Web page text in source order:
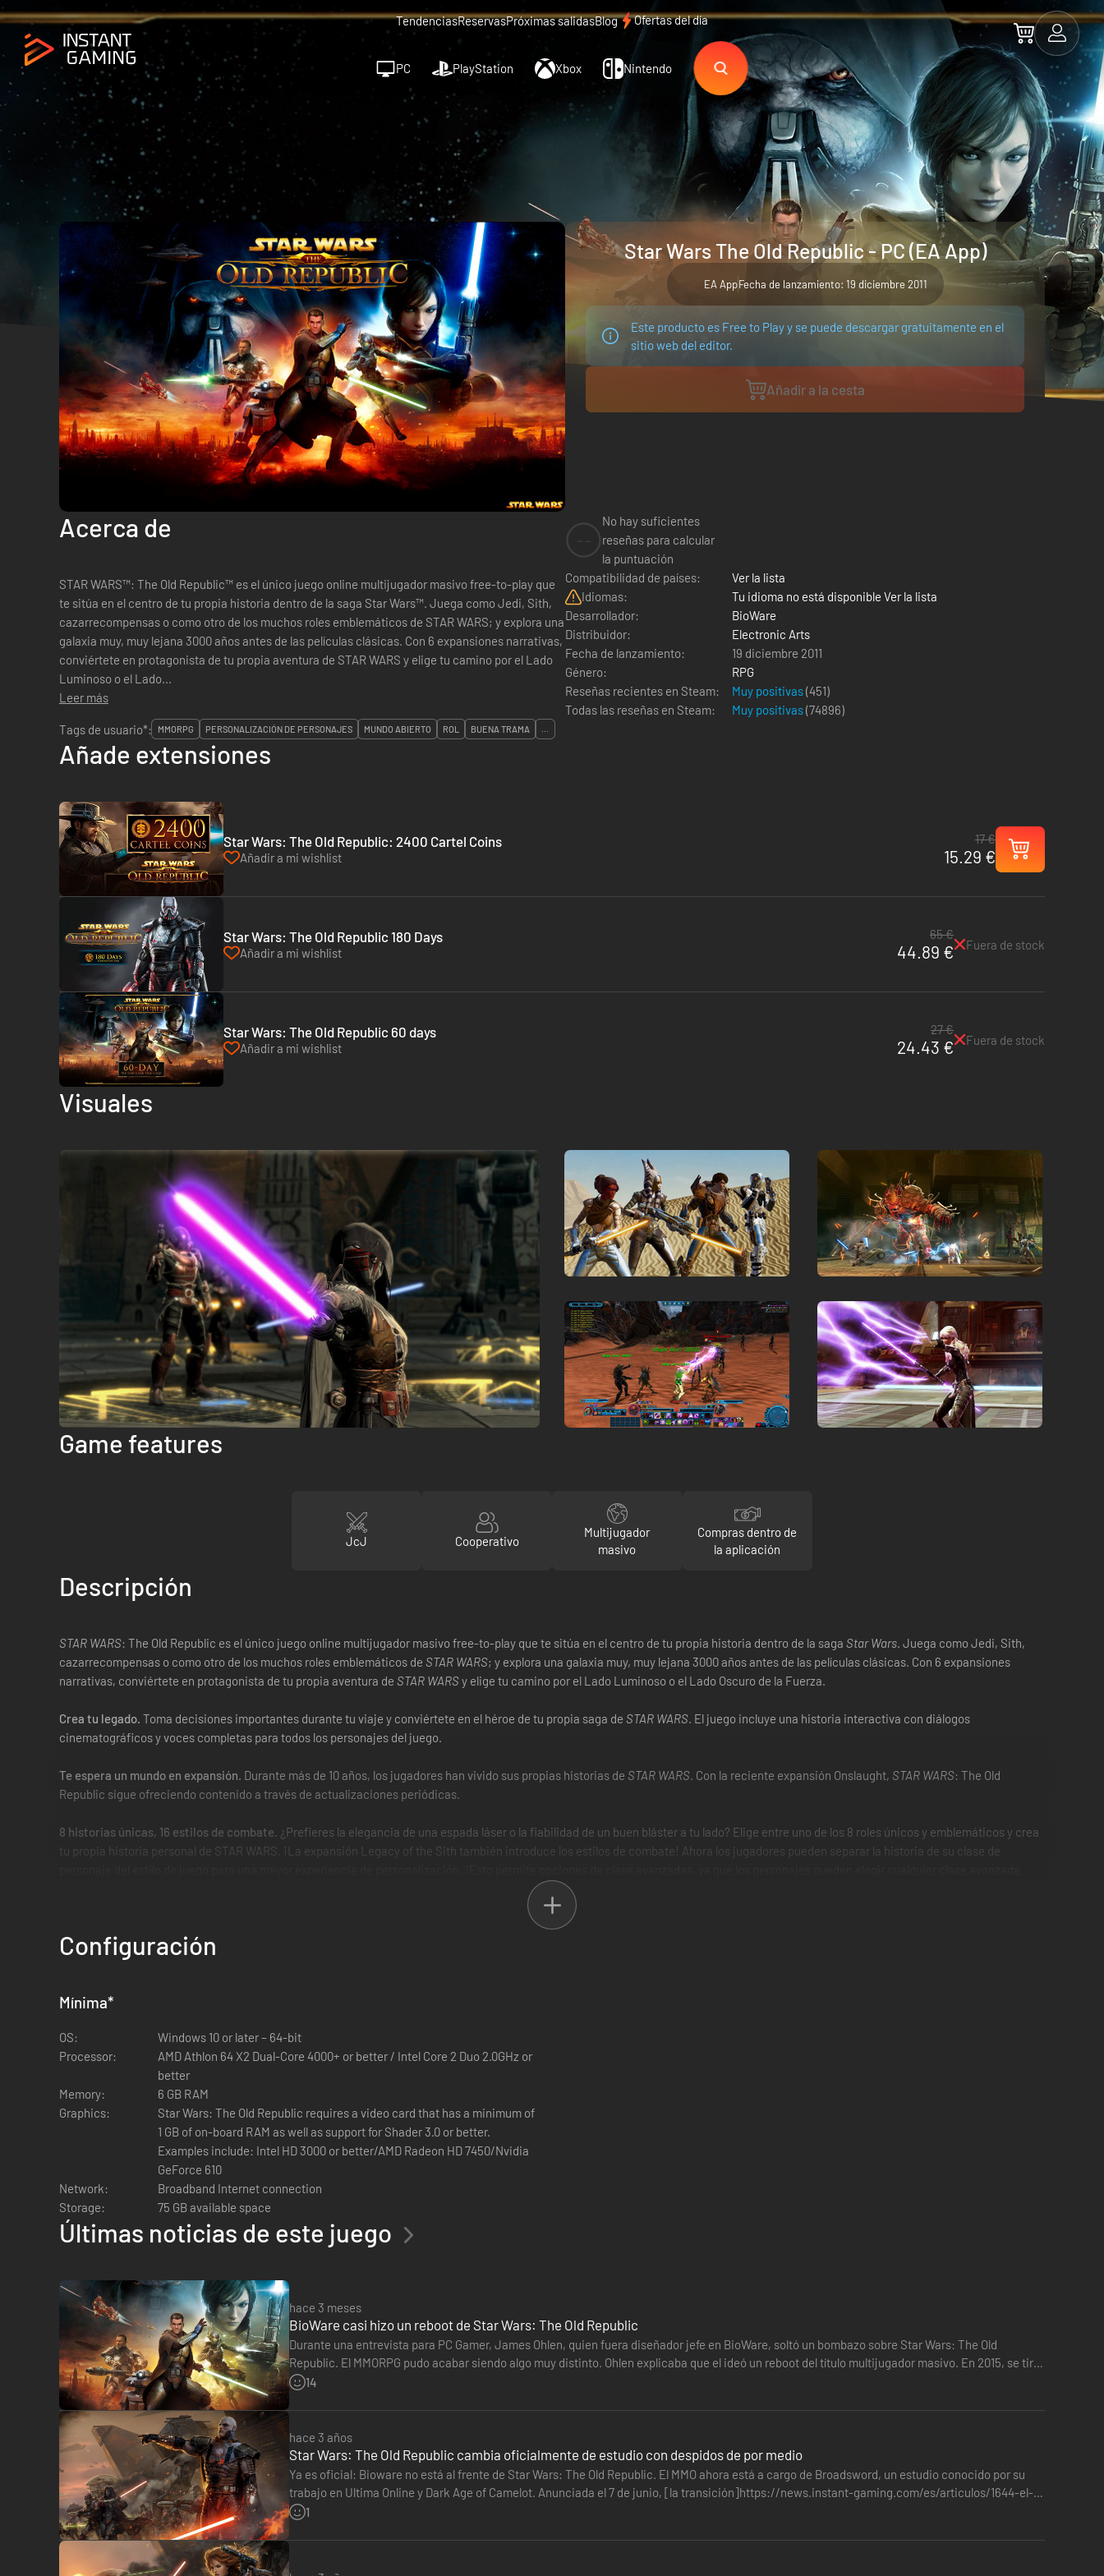
TendenciasReservasPróximas salidasBlog Ofertas del día
PC PlayStation Xbox Nintendo
Star Wars The Old Republic - PC (EA App)
EA AppFecha de lanzamiento: 19 diciembre 2011
Este producto es Free to Play y se puede descargar gratuitamente en el
sitio web del editor.
Añadir a la cesta
Acerca de
STAR WARS™: The Old Republic™ es el único juego online multijugador masivo free-to-play que
te sitúa en el centro de tu propia historia dentro de la saga Star Wars™. Juega como Jedi, Sith,
cazarrecompensas o como otro de los muchos roles emblemáticos de STAR WARS; y explora una
galaxia muy, muy lejana 3000 años antes de las películas clásicas. Con 6 expansiones narrativas,
conviértete en protagonista de tu propia aventura de STAR WARS y elige tu camino por el Lado
Luminoso o el Lado...
Leer más
No hay suficientes
reseñas para calcular
la puntuación
Compatibilidad de países:
Ver la lista
Idiomas:
Tu idioma no está disponible Ver la lista
Desarrollador:
BioWare
Distribuidor:
Electronic Arts
Fecha de lanzamiento:
19 diciembre 2011
Género:
RPG
Reseñas recientes en Steam:
Muy positivas(451)
Todas las reseñas en Steam:
Muy positivas(74896)
Tags de usuario*:
MMORPG PERSONALIZACIÓN DE PERSONAJES MUNDO ABIERTO ROL BUENA TRAMA ...
Añade extensiones
Star Wars: The Old Republic: 2400 Cartel Coins
Añadir a mi wishlist
17 €
15.29 €
Star Wars: The Old Republic 180 Days
Añadir a mi wishlist
65 €
44.89 € Fuera de stock
Star Wars: The Old Republic 60 days
Añadir a mi wishlist
27 €
24.43 € Fuera de stock
Visuales
Game features
JcJ Cooperativo
Multijugador
masivo
Compras dentro de
la aplicación
Descripción
STAR WARS: The Old Republic es el único juego online multijugador masivo free-to-play que te sitúa en el centro de tu propia historia dentro de la saga Star Wars. Juega como Jedi, Sith,
cazarrecompensas o como otro de los muchos roles emblemáticos de STAR WARS; y explora una galaxia muy, muy lejana 3000 años antes de las películas clásicas. Con 6 expansiones
narrativas, conviértete en protagonista de tu propia aventura de STAR WARSy elige tu camino por el Lado Luminoso o el Lado Oscuro de la Fuerza.
Crea tu legado. Toma decisiones importantes durante tu viaje y conviértete en el héroe de tu propia saga de STAR WARS. El juego incluye una historia interactiva con diálogos
cinematográficos y voces completas para todos los personajes del juego.
Te espera un mundo en expansión. Durante más de 10 años, los jugadores han vivido sus propias historias de STAR WARS. Con la reciente expansión Onslaught, STAR WARS: The Old
Republic sigue ofreciendo contenido a través de actualizaciones periódicas.
8 historias únicas, 16 estilos de combate. ¿Prefieres la elegancia de una espada láser o la fiabilidad de un buen bláster a tu lado? Elige entre uno de los 8 roles únicos y emblemáticos y crea
tu propia historia personal de STAR WARS. ¡La expansión Legacy of the Sith también introduce los estilos de combate! Ahora los jugadores pueden separar la historia de su clase de
dentro de un estilo de juego basado en la técnica o en la Fuerza! Juega como un soldado con un fusil de francotirador o como un Inquisidor Sith con una espada láser en cada mano, o usa
en secreto los poderes del Lado Oscuro mientras te haces pasar por un miembro de la Orden Jedi.
Juego multijugador.Reúne a tus aliados para combatir en enfrentamientos desafiantes contra jefes enemigos en puntos de batalla y operaciones; ¡o enfréntate a otros jugadores en zonas
de guerra (Warzones), arenas o misiones Galactic Starfighter!
¿Quieres tomarte un descanso de las aventuras y el viaje intergaláctico? ¡Relájate con nuestro sistema de vivienda para jugadores: las fortalezas galácticas! Ya sea
muchos más están disponibles para que crees tu hogar galáctico!
Mercado de cárteles.
Solo los mejores productos tienen cabida en el mercado de cárteles, el mercado prémium con los productos básicos más solicitados de la galaxia. Los jugadores que
deseen comprar en él tendrán que adquirir moneda del juego denominada monedas Cártel. Puedes obtener más información sobre qué desbloquear con las monedas Cártel en nuestra
página sobre monedas Cártel.
Beneficios de suscriptor.STAR WARS: The Old Republic ofrece una suscripción opcional que te permitirá disfrutar aún más del universo deSTAR WARS. Los beneficios incluyen un aumento
del nivel máximo hasta 80 y acceso a las expansiones más recientes: Legacy of the Sith, Onslaught, Knights of the Eternal Throne y Knights of the Fallen Empire. Además, recibirás una
Configuración
Mínima*
OS:
Windows 10 or later – 64-bit
Processor:
AMD Athlon 64 X2 Dual-Core 4000+ or better / Intel Core 2 Duo 2.0GHz or
better
Memory:
6 GB RAM
Graphics:
Star Wars: The Old Republic requires a video card that has a minimum of
1 GB of on-board RAM as well as support for Shader 3.0 or better.
Examples include: Intel HD 3000 or better/AMD Radeon HD 7450/Nvidia
GeForce 610
Network:
Broadband Internet connection
Storage:
75 GB available space
Últimas noticias de este juego
hace 3 meses
BioWare casi hizo un reboot de Star Wars: The Old Republic
Durante una entrevista para PC Gamer, James Ohlen, quien fuera diseñador jefe en BioWare, soltó un bombazo sobre Star Wars: The Old
Republic. El MMORPG pudo acabar siendo algo muy distinto. Ohlen explicaba que el ideó un reboot del título multijugador masivo. En 2015, se tiró
seis meses desarrollando…
14
hace 3 años
Star Wars: The Old Republic cambia oficialmente de estudio con despidos de por medio
Ya es oficial: Bioware no está al frente de Star Wars: The Old Republic. El MMO ahora está a cargo de Broadsword, un estudio conocido por su
trabajo en Ultima Online y Dark Age of Camelot. Anunciada el 7 de junio, [la transición]https://news.instant-gaming.com/es/articulos/1644-el-
desarrollo-del-mmo-star-wars-the-old-republic-pasa-a-manos-de-otro-estudio)…
1